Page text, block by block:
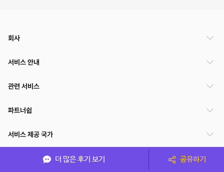
더 많은 후기 보기 공유하기
회사
서비스 안내
관련 서비스
파트너쉽
서비스 제공 국가